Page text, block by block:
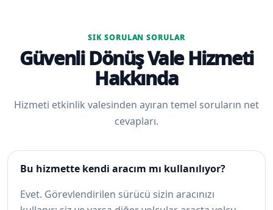
SIK SORULAN SORULAR
Güvenli Dönüş Vale Hizmeti
Hakkında
Hizmeti etkinlik valesinden ayıran temel soruların net
cevapları.
Bu hizmette kendi aracım mı kullanılıyor?
Evet. Görevlendirilen sürücü sizin aracınızı